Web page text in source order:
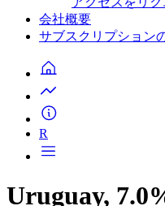
会社概要
サブスクリプション
R
Uruguay,